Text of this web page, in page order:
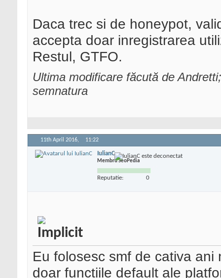
Daca trec si de honeypot,
accepta doar inregistrarea
Restul, GTFO.
Ultima modificare făcută de
semnatura
11th April 2016, 11:22
IulianC
Membru SeoPedia
Reputatie: 0
Eu folosesc smf de cativa
doar functiile default ale